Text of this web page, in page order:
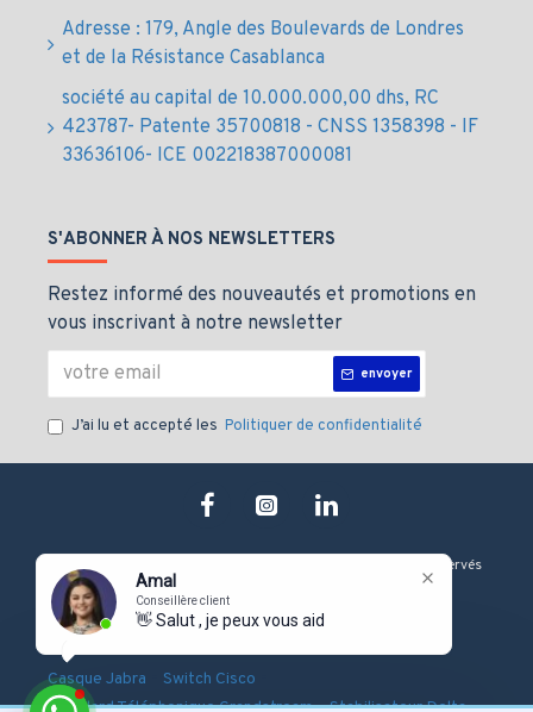
Amal
Conseillère client
👋 Salut , je peux vous aider ?
Adresse : 179, Angle des Boulevards de Londres
et de la Résistance Casablanca
société au capital de 10.000.000,00 dhs, RC
423787- Patente 35700818 - CNSS 1358398 - IF
33636106- ICE 002218387000081
S'ABONNER À NOS NEWSLETTERS
Restez informé des nouveautés et promotions en
vous inscrivant à notre newsletter
envoyer
J’ai lu et accepté les Politiquer de confidentialité
Copyright © 2019, J&M technologie, Tous les droits sont Réservés
Onduleur Eaton-Serveur Dell-Firewall Fortinet-
Casque Jabra Switch Cisco
Standard Téléphonique Grandstream-Stabilisateur Delta-